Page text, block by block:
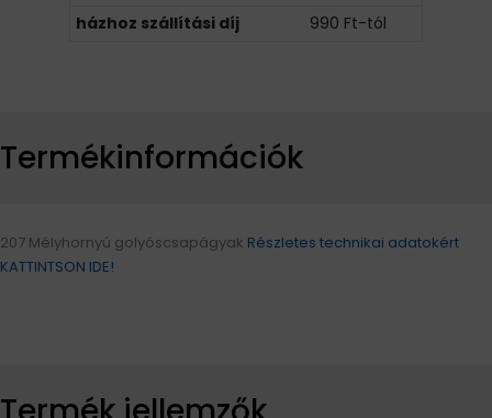
házhoz szállítási díj
990 Ft-tól
Termékinformációk
207 Mélyhornyú golyóscsapágyak Részletes technikai adatokért
KATTINTSON IDE!